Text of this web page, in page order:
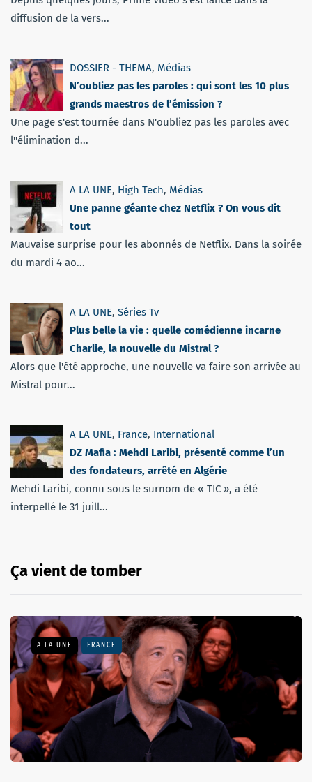
diffusion de la vers...
DOSSIER - THEMA, Médias
N’oubliez pas les paroles : qui sont les 10 plus
grands maestros de l’émission ?
Une page s'est tournée dans N'oubliez pas les paroles avec
l''élimination d...
A LA UNE, High Tech, Médias
Une panne géante chez Netflix ? On vous dit
tout
Mauvaise surprise pour les abonnés de Netflix. Dans la soirée
du mardi 4 ao...
A LA UNE, Séries Tv
Plus belle la vie : quelle comédienne incarne
Charlie, la nouvelle du Mistral ?
Alors que l'été approche, une nouvelle va faire son arrivée au
Mistral pour...
A LA UNE, France, International
DZ Mafia : Mehdi Laribi, présenté comme l’un
des fondateurs, arrêté en Algérie
Mehdi Laribi, connu sous le surnom de « TIC », a été
interpellé le 31 juill...
Ça vient de tomber
A LA UNE FRANCE